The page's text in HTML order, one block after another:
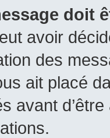
doit
avoir
des
ait placé
avant